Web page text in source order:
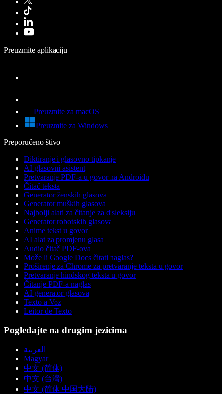
Preuzmite aplikaciju
Preuzmite za macOS
Preuzmite za Windows
Preporučeno štivo
Diktiranje i glasovno tipkanje
AI glasovni asistent
Pretvaranje PDF-a u govor na Androidu
Čitač teksta
Generator ženskih glasova
Generator muških glasova
Najbolji alati za čitanje za disleksiju
Generator robotskih glasova
Anime tekst u govor
AI alat za promjenu glasa
Audio čitač PDF-ova
Može li Google Docs čitati naglas?
Proširenje za Chrome za pretvaranje teksta u govor
Pretvaranje hindskog teksta u govor
Čitanje PDF-a naglas
AI generator glasova
Texto a Voz
Leitor de Texto
Pogledajte na drugim jezicima
العربية
Magyar
中文 (简体)
中文 (台灣)
中文 (简体 中国大陆)